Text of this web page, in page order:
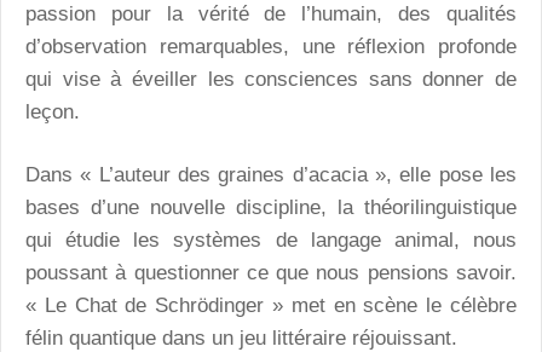
passion pour la vérité de l’humain, des qualités
d’observation remarquables, une réflexion profonde
qui vise à éveiller les consciences sans donner de
leçon.
Dans « L’auteur des graines d’acacia », elle pose les
bases d’une nouvelle discipline, la théorilinguistique
qui étudie les systèmes de langage animal, nous
poussant à questionner ce que nous pensions savoir.
« Le Chat de Schrödinger » met en scène le célèbre
félin quantique dans un jeu littéraire réjouissant.